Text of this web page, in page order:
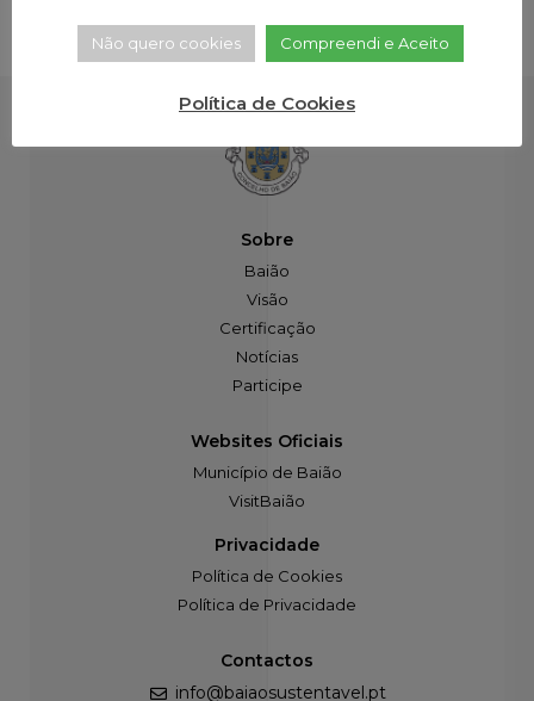
Sobre
Baião
Visão
Certificação
Notícias
Participe
Websites Oficiais
Município de Baião
VisitBaião
Privacidade
Política de Cookies
Política de Privacidade
Contactos
info@baiaosustentavel.pt
Não quero cookies Compreendi e Aceito
Política de Cookies